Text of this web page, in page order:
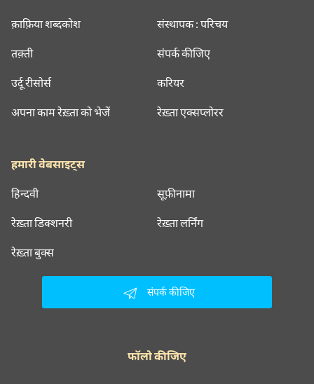
क़ाफ़िया शब्दकोश
तक़्ती
उर्दू रीसोर्स
अपना काम रेख़्ता को भेजें
संस्थापक : परिचय
संपर्क कीजिए
करियर
रेख़्ता एक्सप्लोरर
हमारी वेबसाइट्स
हिन्दवी सूफ़ीनामा
रेख़्ता डिक्शनरी रेख़्ता लर्निंग
रेख़्ता बुक्स
संपर्क कीजिए
फॉलो कीजिए